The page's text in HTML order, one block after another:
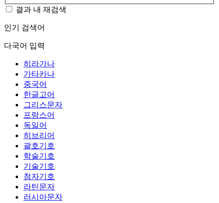
결과 내 재검색
인기 검색어
다국어 입력
히라가나
가타카나
중국어
한글고어
그리스문자
프랑스어
독일어
히브리어
괄호기호
학술기호
기술기호
첨자기호
라틴문자
러시아문자